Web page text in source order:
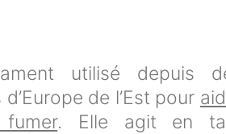
utilisé depuis
de l’Est pour
. Elle agit en